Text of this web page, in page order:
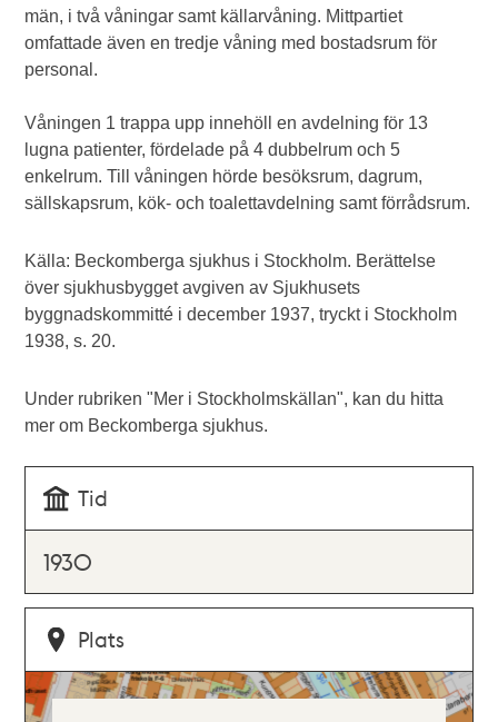
män, i två våningar samt källarvåning. Mittpartiet
omfattade även en tredje våning med bostadsrum för
personal.
Våningen 1 trappa upp innehöll en avdelning för 13
lugna patienter, fördelade på 4 dubbelrum och 5
enkelrum. Till våningen hörde besöksrum, dagrum,
sällskapsrum, kök- och toalettavdelning samt förrådsrum.
Källa: Beckomberga sjukhus i Stockholm. Berättelse
över sjukhusbygget avgiven av Sjukhusets
byggnadskommitté i december 1937, tryckt i Stockholm
1938, s. 20.
Under rubriken "Mer i Stockholmskällan", kan du hitta
mer om Beckomberga sjukhus.
Tid
1930
Plats